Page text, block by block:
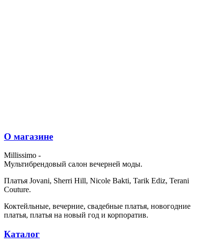
О магазине
Millissimo -
Мультибрендовый салон вечерней моды.
Платья Jovani, Sherri Hill, Nicole Bakti, Tarik Ediz, Terani
Couture.
Коктейльные, вечерние, свадебные платья, новогодние
платья, платья на новый год и корпоратив.
Каталог